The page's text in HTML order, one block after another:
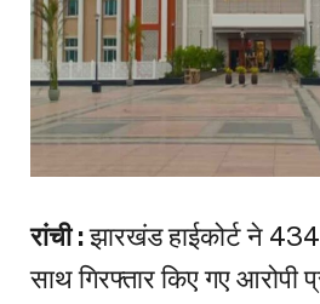
रांची :झारखंड हाईकोर्ट ने
साथ गिरफ्तार किए गए आरोपी